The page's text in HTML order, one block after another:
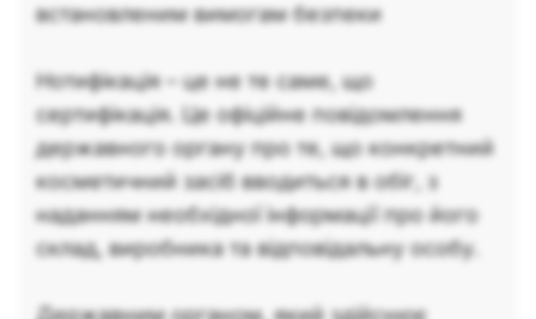
встановленим вимогам безпеки
Нотифікація – це не те саме, що
сертифікація. Це офіційне повідомлення
державного органу про те, що конкретний
косметичний засіб вводиться в обіг, з
наданням необхідної інформації про його
склад, виробника та відповідальну особу.